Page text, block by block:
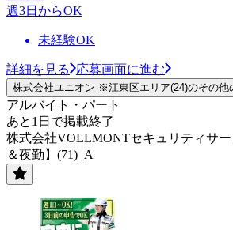
週3日からOK
未経験OK
詳細を見る 応募画面に進む
株式会社ユニオン ※江東区エリア(24)のその他
アルバイト・パート
あと1日で掲載終了
株式会社VOLLMONTセキュリティサ
＆夜勤】(71)_A